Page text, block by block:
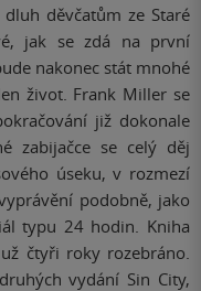
děvčatům ze Staré
jak se zdá na první
nakonec stát mnohé
život. Frank Miller se
již dokonale
zabijačce se celý děj
úseku, v rozmezí
podobně, jako
typu 24 hodin. Kniha
čtyři roky rozebráno.
vydání Sin City,